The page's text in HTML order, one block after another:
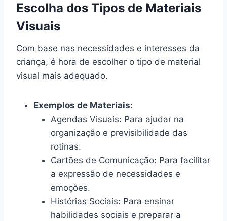
Escolha dos Tipos de Materiais
Visuais
Com base nas necessidades e interesses da
criança, é hora de escolher o tipo de material
visual mais adequado.
Exemplos de Materiais:
Agendas Visuais: Para ajudar na
organização e previsibilidade das
rotinas.
Cartões de Comunicação: Para facilitar
a expressão de necessidades e
emoções.
Histórias Sociais: Para ensinar
habilidades sociais e preparar a